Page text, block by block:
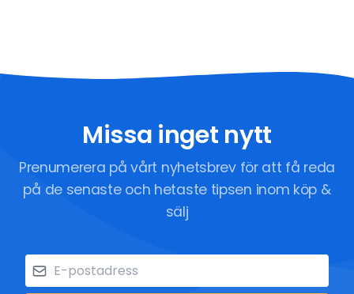
Missa inget nytt
Prenumerera på vårt nyhetsbrev för att få reda
på de senaste och hetaste tipsen inom köp &
sälj